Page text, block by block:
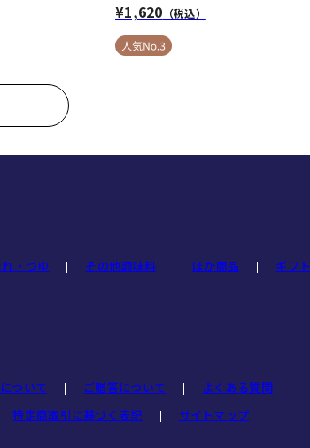
¥1,620 （税込）
・つゆ その他調味料 ほか商品 ギフト
ついて ご贈答について
よくある質問
特定商取引に基づく表記 サイトマップ